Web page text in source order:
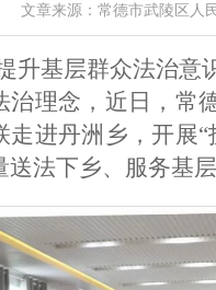
文章来源：常德市武陵区
升基层群众法治意
治理念，近日，常
走进丹洲乡，开展
送法下乡、服务基